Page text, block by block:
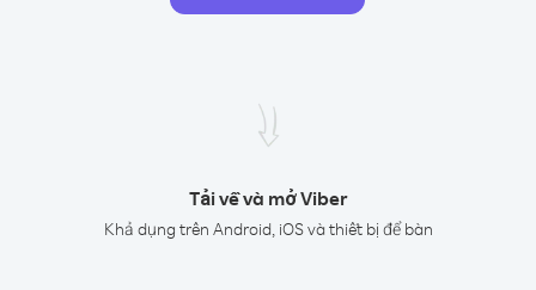
Tải về và mở Viber
Khả dụng trên Android, iOS và thiết bị để bàn